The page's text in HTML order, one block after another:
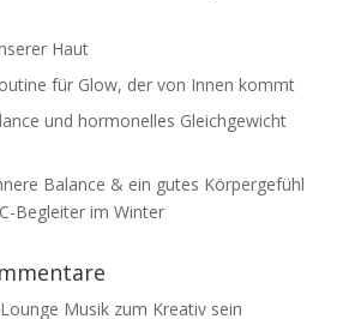
Haut
für Glow, der von Innen kommt
und hormonelles Gleichgewicht
Balance & ein gutes Körpergefühl
Begleiter im Winter
Lounge Musik zum Kreativ sein